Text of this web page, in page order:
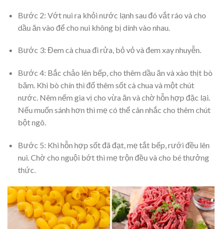
Bước 2: Vớt nui ra khỏi nước lạnh sau đó vắt ráo và cho
dầu ăn vào để cho nui không bị dính vào nhau.
Bước 3: Đem cà chua đi rửa, bỏ vỏ và đem xay nhuyễn.
Bước 4: Bắc chảo lên bếp, cho thêm dầu ăn và xào thịt bò
băm. Khi bò chín thì đổ thêm sốt cà chua và một chút
nước. Nêm nếm gia vị cho vừa ăn và chờ hỗn hợp đặc lại.
Nếu muốn sánh hơn thì mẹ có thể cân nhắc cho thêm chút
bột ngô.
Bước 5: Khi hỗn hợp sốt đã đạt, mẹ tắt bếp, rưới đều lên
nui. Chờ cho nguội bớt thì mẹ trộn đều và cho bé thưởng
thức.